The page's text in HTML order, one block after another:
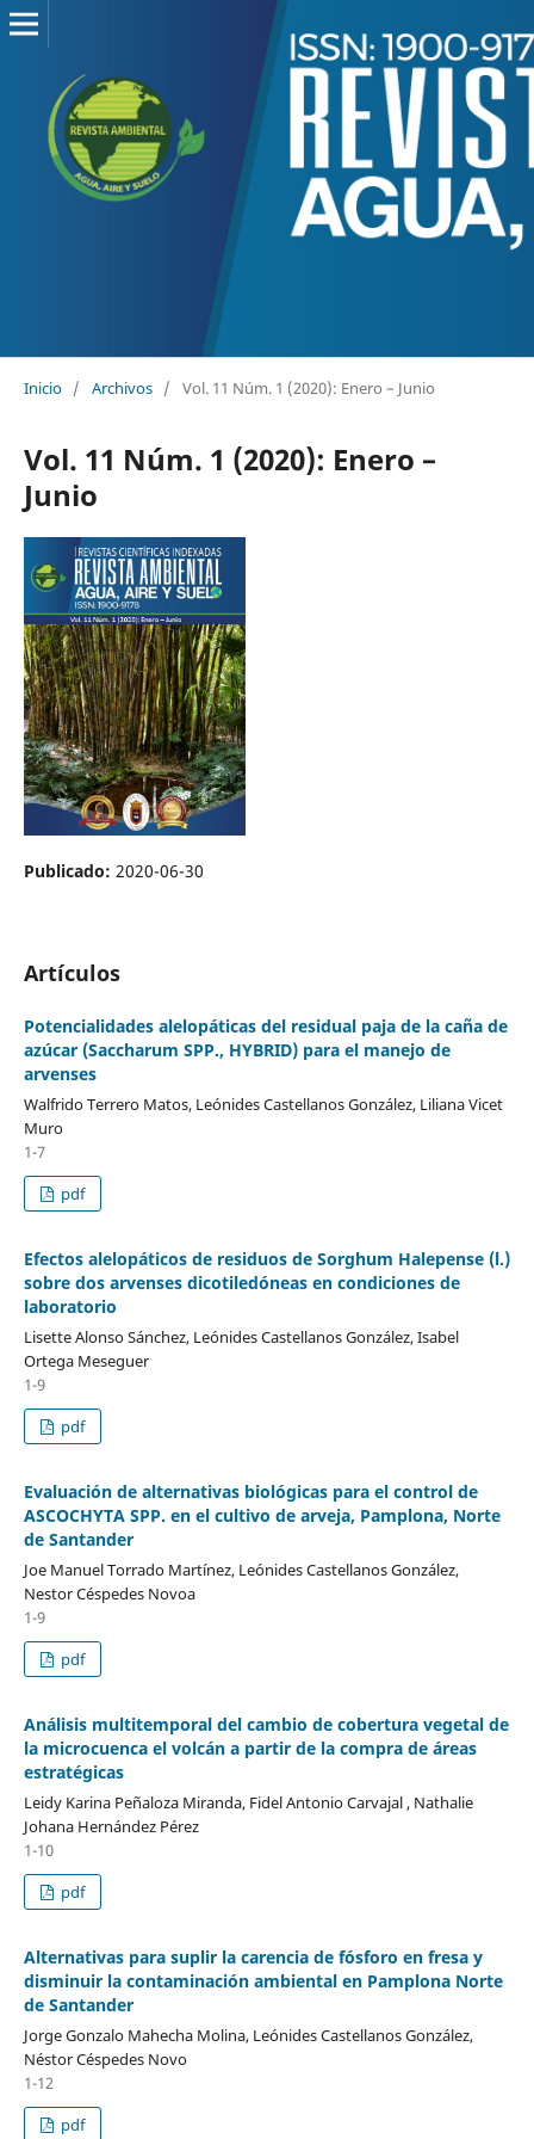
Inicio / Archivos / Vol. 11 Núm. 1 (2020): Enero – Junio
Vol. 11 Núm. 1 (2020): Enero –
Junio
Publicado: 2020-06-30
Artículos
Potencialidades alelopáticas del residual paja de la caña de
azúcar (Saccharum SPP., HYBRID) para el manejo de
arvenses
Walfrido Terrero Matos, Leónides Castellanos González, Liliana Vicet
Muro
1-7
pdf
Efectos alelopáticos de residuos de Sorghum Halepense (l.)
sobre dos arvenses dicotiledóneas en condiciones de
laboratorio
Lisette Alonso Sánchez, Leónides Castellanos González, Isabel
Ortega Meseguer
1-9
pdf
Evaluación de alternativas biológicas para el control de
ASCOCHYTA SPP. en el cultivo de arveja, Pamplona, Norte
de Santander
Joe Manuel Torrado Martínez, Leónides Castellanos González,
Nestor Céspedes Novoa
1-9
pdf
Análisis multitemporal del cambio de cobertura vegetal de
la microcuenca el volcán a partir de la compra de áreas
estratégicas
Leidy Karina Peñaloza Miranda, Fidel Antonio Carvajal , Nathalie
Johana Hernández Pérez
1-10
pdf
Alternativas para suplir la carencia de fósforo en fresa y
disminuir la contaminación ambiental en Pamplona Norte
de Santander
Jorge Gonzalo Mahecha Molina, Leónides Castellanos González,
Néstor Céspedes Novo
1-12
pdf